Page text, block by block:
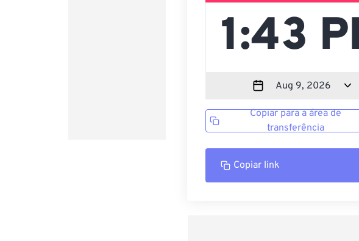
Copiar para a área de
transferência
Copiar link